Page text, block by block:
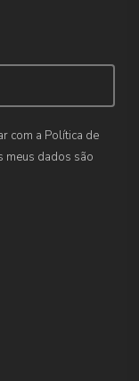
com a Política de
meus dados são